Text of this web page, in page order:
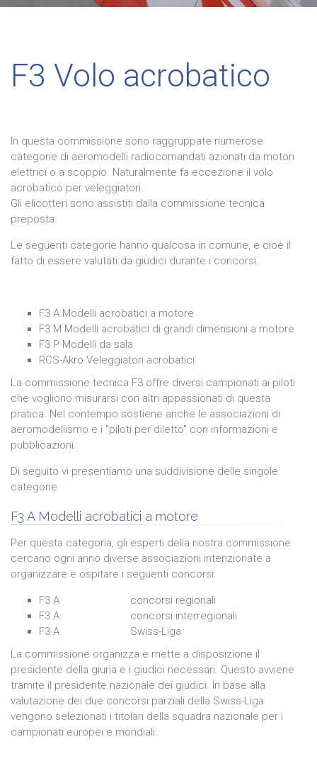
F3 Volo acrobatico
In questa commissione sono raggruppate numerose
categorie di aeromodelli radiocomandati azionati da motori
elettrici o a scoppio. Naturalmente fa eccezione il volo
acrobatico per veleggiatori.
Gli elicotteri sono assistiti dalla commissione tecnica
preposta.
Le seguenti categorie hanno qualcosa in comune, e cioè il
fatto di essere valutati da giudici durante i concorsi.
F3 A Modelli acrobatici a motore
F3 M Modelli acrobatici di grandi dimensioni a motore
F3 P Modelli da sala
RCS-Akro Veleggiatori acrobatici
La commissione tecnica F3 offre diversi campionati ai piloti
che vogliono misurarsi con altri appassionati di questa
pratica. Nel contempo sostiene anche le associazioni di
aeromodellismo e i "piloti per diletto" con informazioni e
pubblicazioni.
Di seguito vi presentiamo una suddivisione delle singole
categorie
F3 A Modelli acrobatici a motore
Per questa categoria, gli esperti della nostra commissione
cercano ogni anno diverse associazioni intenzionate a
organizzare e ospitare i seguenti concorsi:
F3 A concorsi regionali
F3 A concorsi interregionali
F3 A Swiss-Liga
La commissione organizza e mette a disposizione il
presidente della giuria e i giudici necessari. Questo avviene
tramite il presidente nazionale dei giudici. In base alla
valutazione dei due concorsi parziali della Swiss-Liga
vengono selezionati i titolari della squadra nazionale per i
campionati europei e mondiali.